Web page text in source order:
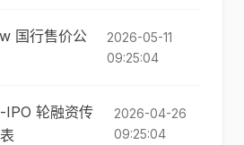
国行售价公
2026-05-11
09:25:04
IPO 轮融资传
2026-04-26
09:25:04